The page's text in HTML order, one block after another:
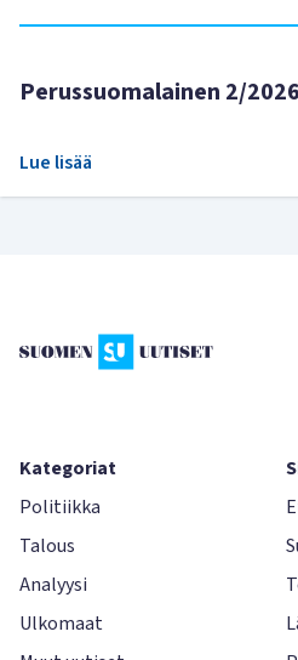
Perussuomalainen 2/2026
Lue lisää
Kategoriat
Politiikka
Talous
Analyysi
Ulkomaat